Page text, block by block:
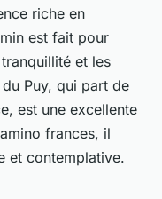
riche en
est fait pour
et les
Puy, qui part de
est une excellente
frances, il
et contemplative.